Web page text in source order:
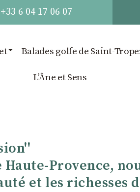
6 04 17 06 07
Balades golfe de Saint-
LʼÂne et Sens
Provence,
et les